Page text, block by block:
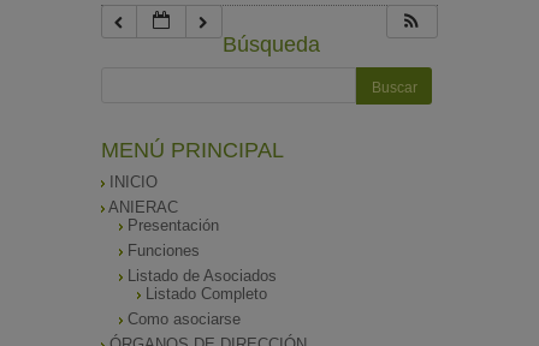
Búsqueda
MENÚ PRINCIPAL
INICIO
ANIERAC
Presentación
Funciones
Listado de Asociados
Listado Completo
Como asociarse